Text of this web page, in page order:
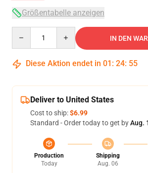
Größentabelle anzeigen
IN DEN
Diese Aktion endet in 01 : 24: 54
Deliver to United States
Cost to ship:$6.99
Standard - Order today to get byAug.
Production
Today
Shipping
Aug. 06